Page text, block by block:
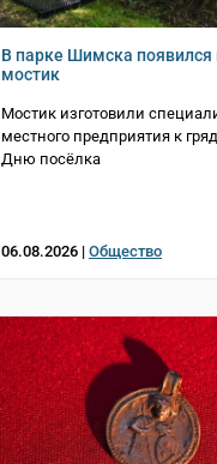
В парке Шимска
мостик
Мостик изготовили
местного предприятия к
Дню посёлка
06.08.2026 | Общество